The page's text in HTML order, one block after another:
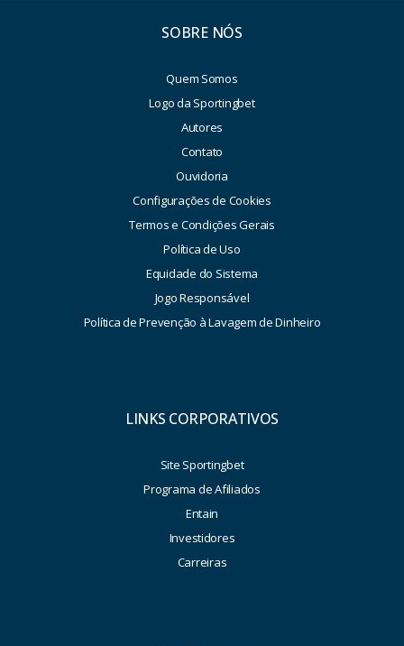
SOBRE NÓS
Quem Somos
Logo da Sportingbet
Autores
Contato
Ouvidoria
Configurações de Cookies
Termos e Condições Gerais
Política de Uso
Equidade do Sistema
Jogo Responsável
Política de Prevenção à Lavagem de Dinheiro
LINKS CORPORATIVOS
Site Sportingbet
Programa de Afiliados
Entain
Investidores
Carreiras